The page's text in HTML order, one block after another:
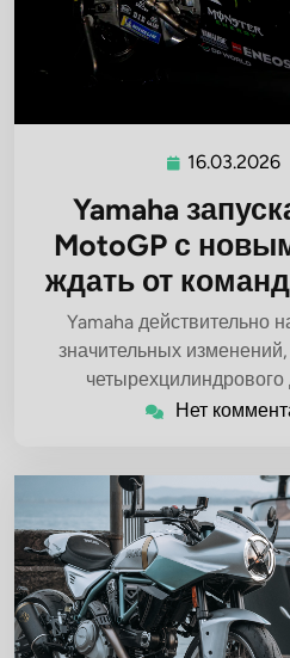
16.03.2026
Yamaha
MotoGP с
ждать от
Yamaha действительно
значительных
четырехцилиндрового
Нет